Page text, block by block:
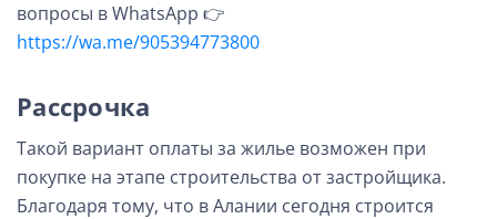
вопросы в WhatsApp 👉
https://wa.me/905394773800
Рассрочка
Такой вариант оплаты за жилье возможен при
покупке на этапе строительства от застройщика.
Благодаря тому, что в Алании сегодня строится